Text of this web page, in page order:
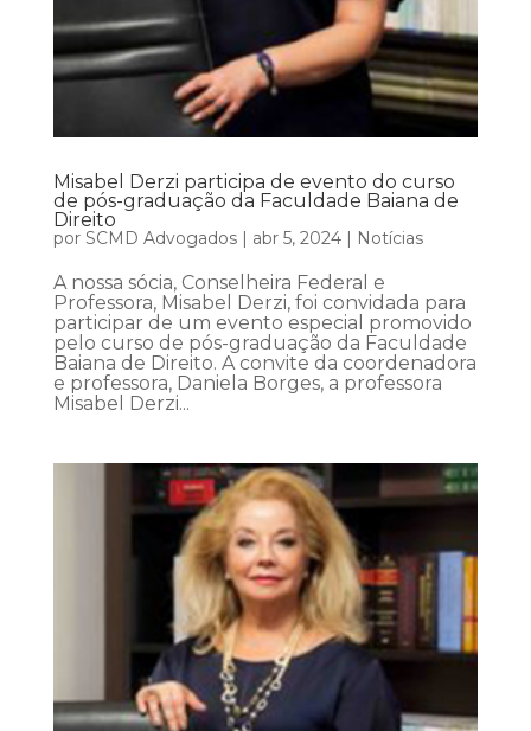
Misabel Derzi participa de evento do curso
de pós-graduação da Faculdade Baiana de
Direito
por SCMD Advogados| abr 5, 2024| Notícias
A nossa sócia, Conselheira Federal e
Professora, Misabel Derzi, foi convidada para
participar de um evento especial promovido
pelo curso de pós-graduação da Faculdade
Baiana de Direito. A convite da coordenadora
e professora, Daniela Borges, a professora
Misabel Derzi...